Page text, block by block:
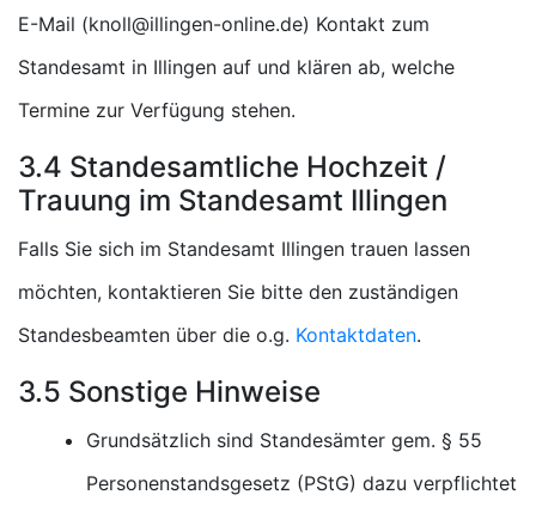
E-Mail (
) Kontakt zum
Standesamt in Illingen auf und klären ab, welche
Termine zur Verfügung stehen.
3.4 Standesamtliche Hochzeit /
Trauung im Standesamt Illingen
Falls Sie sich im Standesamt Illingen trauen lassen
möchten, kontaktieren Sie bitte den zuständigen
Standesbeamten über die o.g. Kontaktdaten.
3.5 Sonstige Hinweise
Grundsätzlich sind Standesämter gem. § 55
Personenstandsgesetz (PStG) dazu verpflichtet